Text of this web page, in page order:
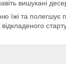
вишукані
та полегшує